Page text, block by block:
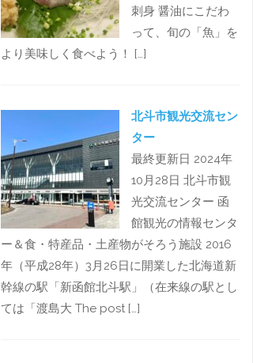
刺身 醤油にこだわ
って、旬の「魚」を
より美味しく食べよう！ […]
北斗市観光交流セン
ター
最終更新日 2024年
10月28日 北斗市観
光交流センター 函
館観光の情報センタ
ー＆食・特産品・土産物がそろう施設 2016
年（平成28年）3月26日に開業した北海道新
幹線の駅「新函館北斗駅」（在来線の駅とし
ては「渡島大 The post […]